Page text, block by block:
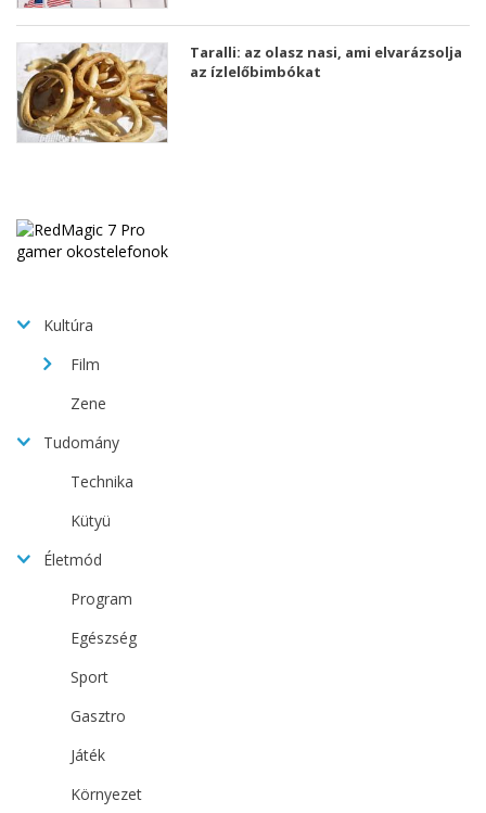
Taralli: az olasz nasi, ami elvarázsolja
az ízlelőbimbókat
Kultúra
Film
Zene
Tudomány
Technika
Kütyü
Életmód
Program
Egészség
Sport
Gasztro
Játék
Környezet